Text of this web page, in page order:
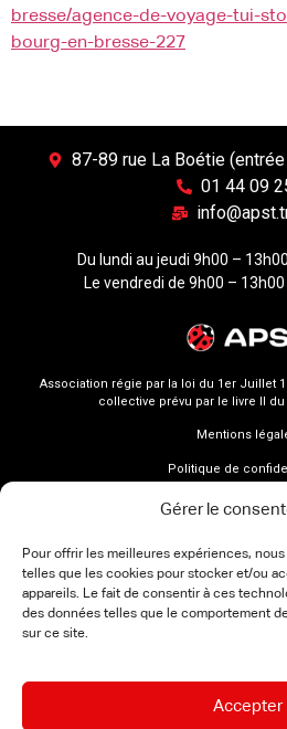
Gérer le
Pour offrir les meilleures expériences,
telles que les cookies pour stocker et/ou
appareils. Le fait de consentir à ces
des données telles que le comportement
sur ce site.
Accepter
bresse/agence-de-voyage-tui-
bourg-en-bresse-227
87-89 rue La Boétie
01 44 09
Du lundi au jeudi 9h00 –
Le vendredi de 9h00 –
Association régie par la loi du 1er Juillet
collective prévu par le livre II
Mentions
Politique de